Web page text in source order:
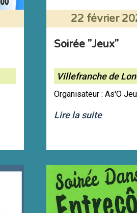
22 février
Soirée "Jeux"
Villefranche de
Organisateur : As'O
Lire la suite